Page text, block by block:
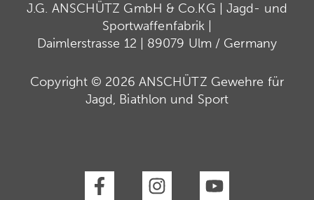
J.G. ANSCHÜTZ GmbH & Co.KG | Jagd- und
Sportwaffenfabrik |
Daimlerstrasse 12 | 89079 Ulm / Germany
Copyright © 2026 ANSCHÜTZ Gewehre für
Jagd, Biathlon und Sport